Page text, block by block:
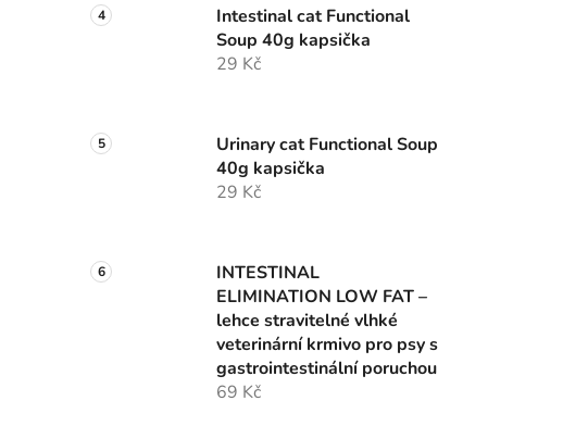
Intestinal cat Functional
Soup 40g kapsička
29 Kč
Urinary cat Functional Soup
40g kapsička
29 Kč
INTESTINAL
ELIMINATION LOW FAT –
lehce stravitelné vlhké
veterinární krmivo pro psy s
gastrointestinální poruchou
69 Kč